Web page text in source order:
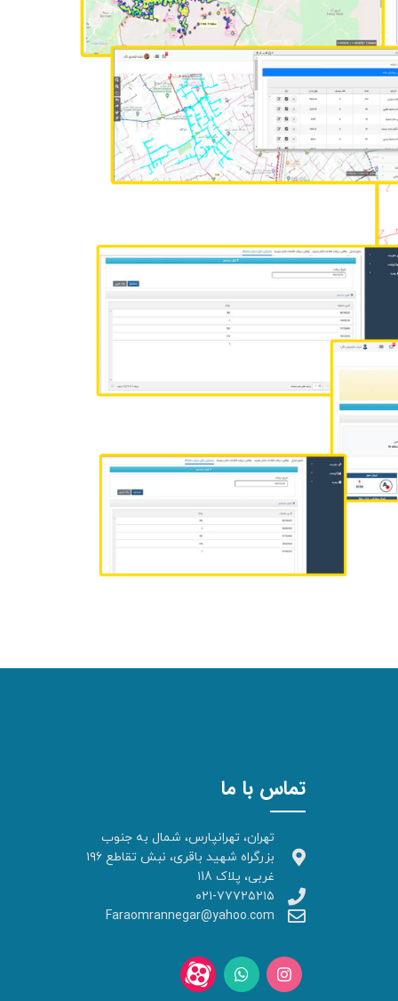
تماس با ما
تهران، تهرانپارس، شمال به جنوب
بزرگراه شهید باقری، نبش تقاطع ۱۹۶
غربی، پلاک ۱18
۰۲۱-۷۷۷۲۵۲۱۵
Faraomrannegar@yahoo.com